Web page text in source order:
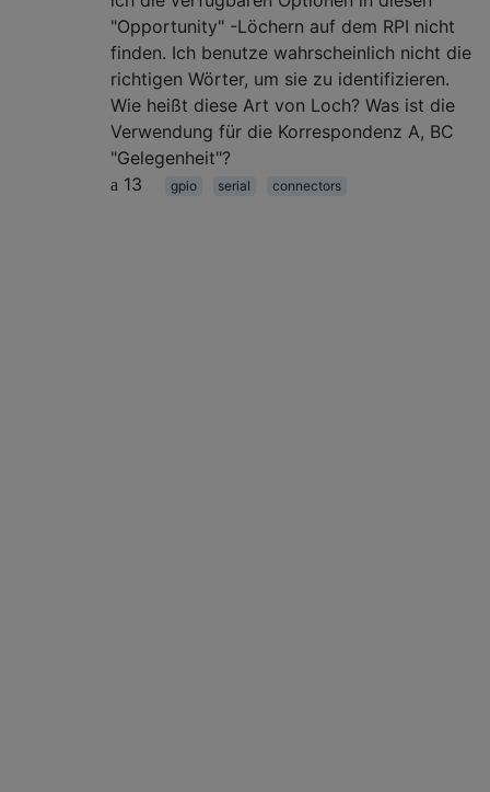
"Opportunity" -Löchern auf dem RPI nicht
finden. Ich benutze wahrscheinlich nicht die
richtigen Wörter, um sie zu identifizieren.
Wie heißt diese Art von Loch? Was ist die
Verwendung für die Korrespondenz A, BC
"Gelegenheit"?
13
gpio serial connectors